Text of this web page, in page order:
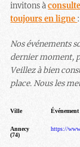
invitons à
toujours en ligne
Nos événements
dernier moment,
Veillez à bien
place. Nous les
Ville
Annecy
(74)
https://